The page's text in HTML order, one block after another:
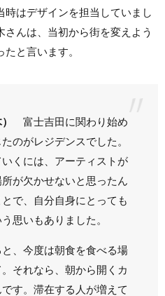
時はデザインを担当していまし
んは、当初から街を変えよう
と言います。
富士吉田に関わり始め
のがレジデンスでした。
くには、アーティストが
が欠かせないと思ったん
で、自分自身にとっても
思いもありました。
、今度は朝食を食べる場
それなら、朝から開くカ
す。滞在する人が増えて